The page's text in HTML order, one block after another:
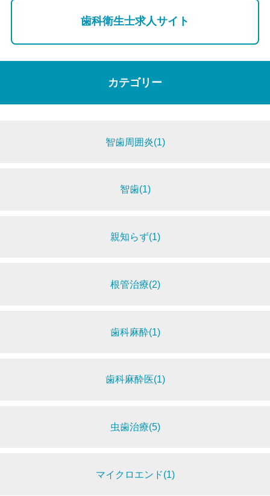
歯科衛生士求人サイト
カテゴリー
智歯周囲炎(1)
智歯(1)
親知らず(1)
根管治療(2)
歯科麻酔(1)
歯科麻酔医(1)
虫歯治療(5)
マイクロエンド(1)